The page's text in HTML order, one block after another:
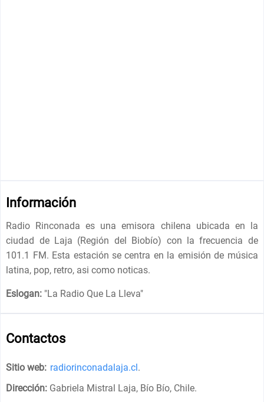
Información
Radio Rinconada es una emisora chilena ubicada en la
ciudad de Laja (Región del Biobío) con la frecuencia de
101.1 FM. Esta estación se centra en la emisión de música
latina, pop, retro, asi como noticas.
Eslogan: "La Radio Que La Lleva"
Contactos
Sitio web: radiorinconadalaja.cl.
Dirección: Gabriela Mistral Laja, Bío Bío, Chile.